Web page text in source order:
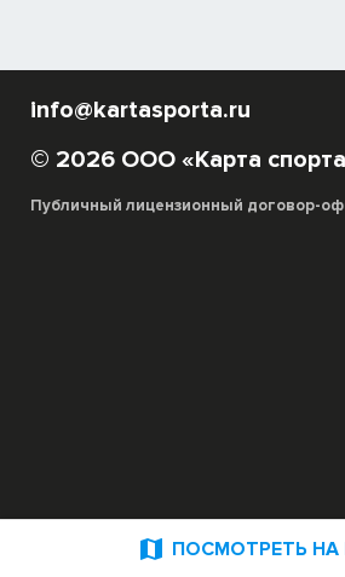
 ПОСМОТРЕТЬ НА
info@kartasporta.ru
© 2026 ООО «Карта
Публичный лицензионный договор-